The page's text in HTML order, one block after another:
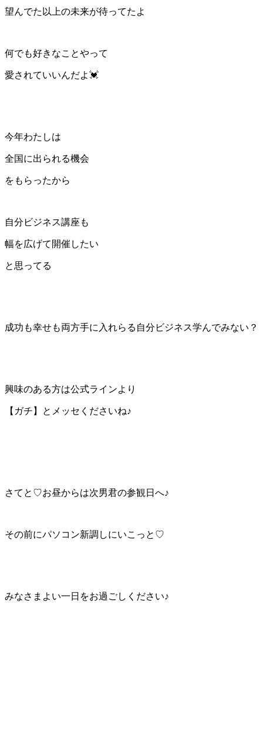
望んでた以上の未来が待ってたよ
何でも好きなことやって
愛されていいんだよ💓
今年わたしは
全国に出られる機会
をもらったから
自分ビジネス講座も
幅を広げて開催したい
と思ってる
成功も幸せも両方手に入れらる自分ビジネス学んでみない？
興味のある方は公式ラインより
【ガチ】とメッセくださいね♪
さてと♡お昼からは次男君の参観日へ♪
その前にパソコン新調しにいこっと♡
みなさまよい一日をお過ごしください♪